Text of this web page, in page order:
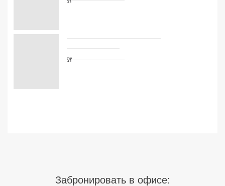
Забронировать в офисе:
Сетевые отели Египта
Сетевые отели ОАЭ
Сетевые отели Бали